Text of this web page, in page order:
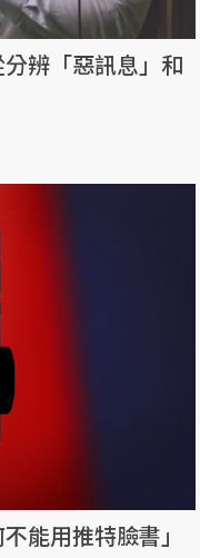
辨「惡訊息」和
能用推特臉書」